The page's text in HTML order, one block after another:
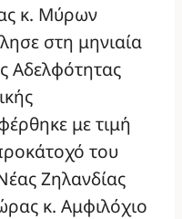
κ. Μύρων
στη μηνιαία
Αδελφότητας
με τιμή
του
Ζηλανδίας
κ. Αμφιλόχιο